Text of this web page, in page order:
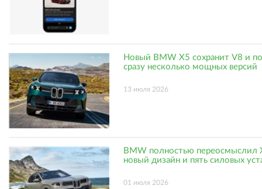
Новый BMW X5 сохранит V8 и
сразу несколько мощных версий
13 июля 2026
BMW полностью переосмыслил
новый дизайн и пять силовых
01 июля 2026